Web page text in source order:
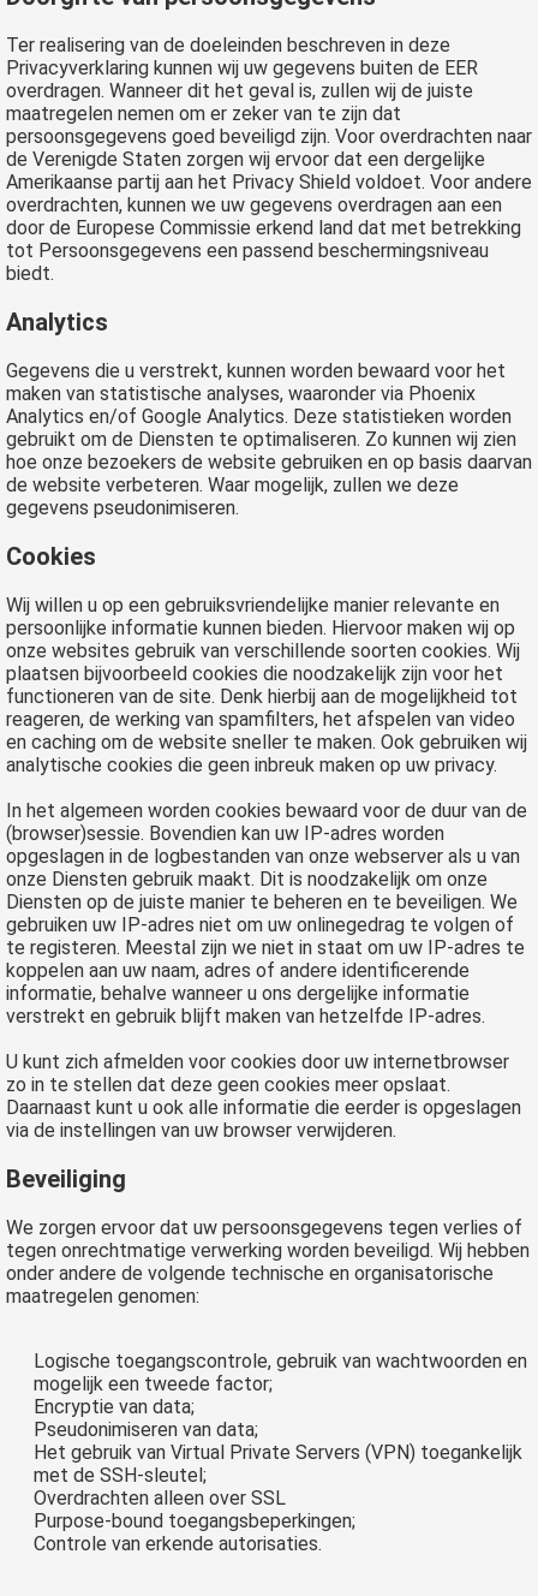
Ter realisering van de doeleinden beschreven in deze
Privacyverklaring kunnen wij uw gegevens buiten de EER
overdragen. Wanneer dit het geval is, zullen wij de juiste
maatregelen nemen om er zeker van te zijn dat
persoonsgegevens goed beveiligd zijn. Voor overdrachten naar
de Verenigde Staten zorgen wij ervoor dat een dergelijke
Amerikaanse partij aan het Privacy Shield voldoet. Voor andere
overdrachten, kunnen we uw gegevens overdragen aan een
door de Europese Commissie erkend land dat met betrekking
tot Persoonsgegevens een passend beschermingsniveau
biedt.
Analytics
Gegevens die u verstrekt, kunnen worden bewaard voor het
maken van statistische analyses, waaronder via Phoenix
Analytics en/of Google Analytics. Deze statistieken worden
gebruikt om de Diensten te optimaliseren. Zo kunnen wij zien
hoe onze bezoekers de website gebruiken en op basis daarvan
de website verbeteren. Waar mogelijk, zullen we deze
gegevens pseudonimiseren.
Cookies
Wij willen u op een gebruiksvriendelijke manier relevante en
persoonlijke informatie kunnen bieden. Hiervoor maken wij op
onze websites gebruik van verschillende soorten cookies. Wij
plaatsen bijvoorbeeld cookies die noodzakelijk zijn voor het
functioneren van de site. Denk hierbij aan de mogelijkheid tot
reageren, de werking van spamfilters, het afspelen van video
en caching om de website sneller te maken. Ook gebruiken wij
analytische cookies die geen inbreuk maken op uw privacy.
In het algemeen worden cookies bewaard voor de duur van de
(browser)sessie. Bovendien kan uw IP-adres worden
opgeslagen in de logbestanden van onze webserver als u van
onze Diensten gebruik maakt. Dit is noodzakelijk om onze
Diensten op de juiste manier te beheren en te beveiligen. We
gebruiken uw IP-adres niet om uw onlinegedrag te volgen of
te registeren. Meestal zijn we niet in staat om uw IP-adres te
koppelen aan uw naam, adres of andere identificerende
informatie, behalve wanneer u ons dergelijke informatie
verstrekt en gebruik blijft maken van hetzelfde IP-adres.
U kunt zich afmelden voor cookies door uw internetbrowser
zo in te stellen dat deze geen cookies meer opslaat.
Daarnaast kunt u ook alle informatie die eerder is opgeslagen
via de instellingen van uw browser verwijderen.
Beveiliging
We zorgen ervoor dat uw persoonsgegevens tegen verlies of
tegen onrechtmatige verwerking worden beveiligd. Wij hebben
onder andere de volgende technische en organisatorische
maatregelen genomen:
Logische toegangscontrole, gebruik van wachtwoorden en
mogelijk een tweede factor;
Encryptie van data;
Pseudonimiseren van data;
Het gebruik van Virtual Private Servers (VPN) toegankelijk
met de SSH-sleutel;
Overdrachten alleen over SSL
Purpose-bound toegangsbeperkingen;
Controle van erkende autorisaties.